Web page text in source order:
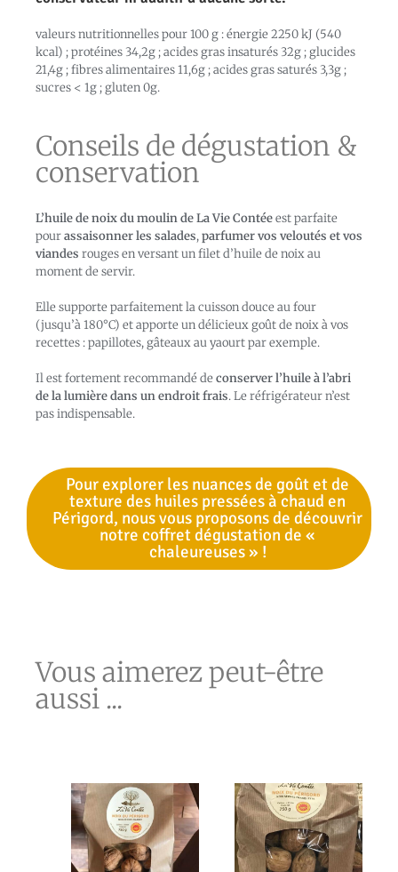
valeurs nutritionnelles pour 100 g : énergie 2250 kJ (540
kcal) ; protéines 34,2g ; acides gras insaturés 32g ; glucides
21,4g ; fibres alimentaires 11,6g ; acides gras saturés 3,3g ;
sucres < 1g ; gluten 0g.
Conseils de dégustation &
conservation
L’huile de noix du moulin de La Vie Contéeest parfaite
pourassaisonner les salades,parfumer vos veloutés et vos
viandes rouges en versant un filet d’huile de noix au
moment de servir.
Elle supporte parfaitement la cuisson douce au four
(jusqu’à 180°C) et apporte un délicieux goût de noix à vos
recettes : papillotes, gâteaux au yaourt par exemple.
Il est fortement recommandé deconserver l’huile à l’abri
de la lumière dans un endroit frais. Le réfrigérateur n’est
pas indispensable.
Pour explorer les nuances de goût et de
texture des huiles pressées à chaud en
Périgord, nous vous proposons de découvrir
notre coffret dégustation de «
chaleureuses » !
Vous aimerez peut-être
aussi ...